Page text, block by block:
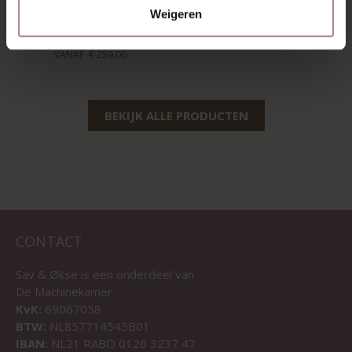
Weigeren
DONKERBLAUW
VANAF€ 259,00
BEKIJK ALLE PRODUCTEN
CONTACT
Sav & Økse is een onderdeel van
De Machinekamer
KvK: 69067058
BTW: NL857714545B01
IBAN: NL21 RABO 0126 3237 47